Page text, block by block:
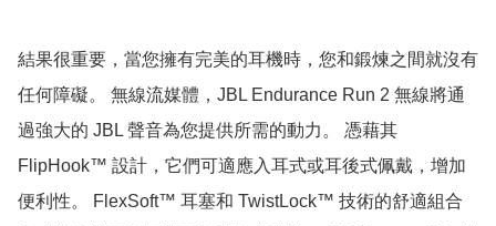
結果很重要，當您擁有完美的耳機時，您和鍛煉之間就沒有
任何障礙。 無線流媒體，JBL Endurance Run 2 無線將通
過強大的 JBL 聲音為您提供所需的動力。 憑藉其
FlipHook™ 設計，它們可適應入耳式或耳後式佩戴，增加
便利性。 FlexSoft™ 耳塞和 TwistLock™ 技術的舒適組合